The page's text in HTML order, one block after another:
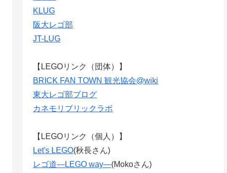
KLUG
阪大レゴ部
JT-LUG
【LEGOリンク（団体）】
BRICK FAN TOWN 観光協会@wiki
東大レゴ部ブログ
カネモリブリックラボ
【LEGOリンク（個人）】
Let's LEGO(秋長さん)
レゴ道―LEGO way―(Mokoさん)